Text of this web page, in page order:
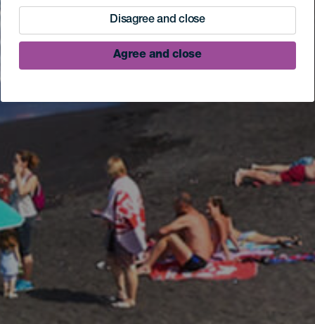
Disagree and close
Agree and close